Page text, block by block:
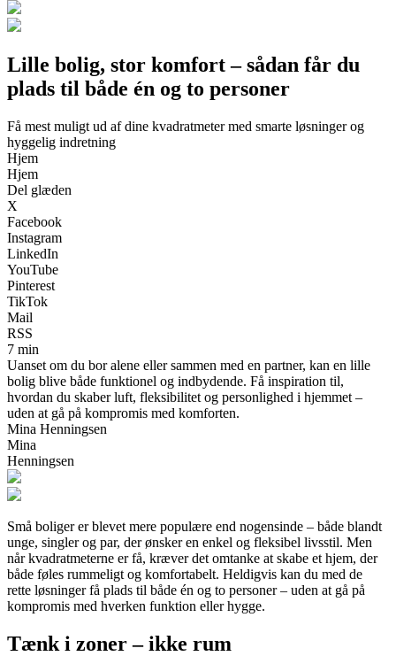
Lille bolig, stor komfort – sådan får du
plads til både én og to personer
Få mest muligt ud af dine kvadratmeter med smarte løsninger og
hyggelig indretning
Hjem
Hjem
Del glæden
X
Facebook
Instagram
LinkedIn
YouTube
Pinterest
TikTok
Mail
RSS
7 min
Uanset om du bor alene eller sammen med en partner, kan en lille
bolig blive både funktionel og indbydende. Få inspiration til,
hvordan du skaber luft, fleksibilitet og personlighed i hjemmet –
uden at gå på kompromis med komforten.
Mina Henningsen
Mina
Henningsen
Små boliger er blevet mere populære end nogensinde – både blandt
unge, singler og par, der ønsker en enkel og fleksibel livsstil. Men
når kvadratmeterne er få, kræver det omtanke at skabe et hjem, der
både føles rummeligt og komfortabelt. Heldigvis kan du med de
rette løsninger få plads til både én og to personer – uden at gå på
kompromis med hverken funktion eller hygge.
Tænk i zoner – ikke rum